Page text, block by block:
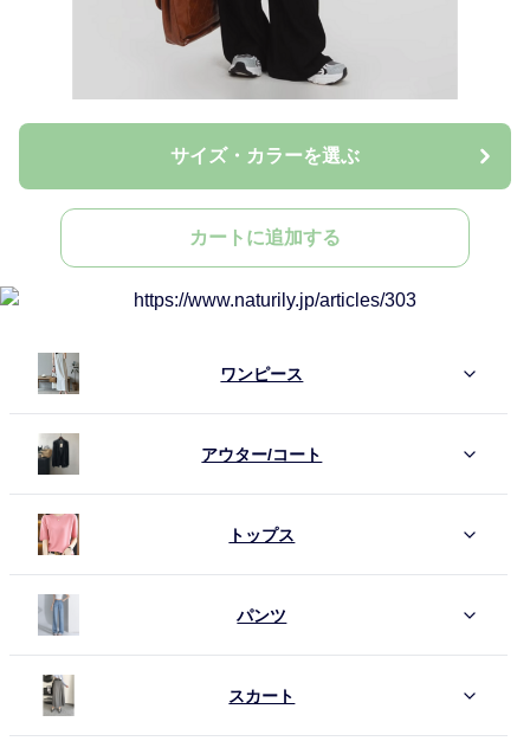
サイズ・カラーを選ぶ
カートに追加する
ワンピース
アウター/コート
トップス
パンツ
スカート